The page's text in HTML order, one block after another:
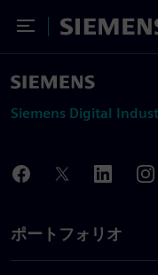
Toggle Menu
Siemens
Siemens Digital
ポートフォリオ